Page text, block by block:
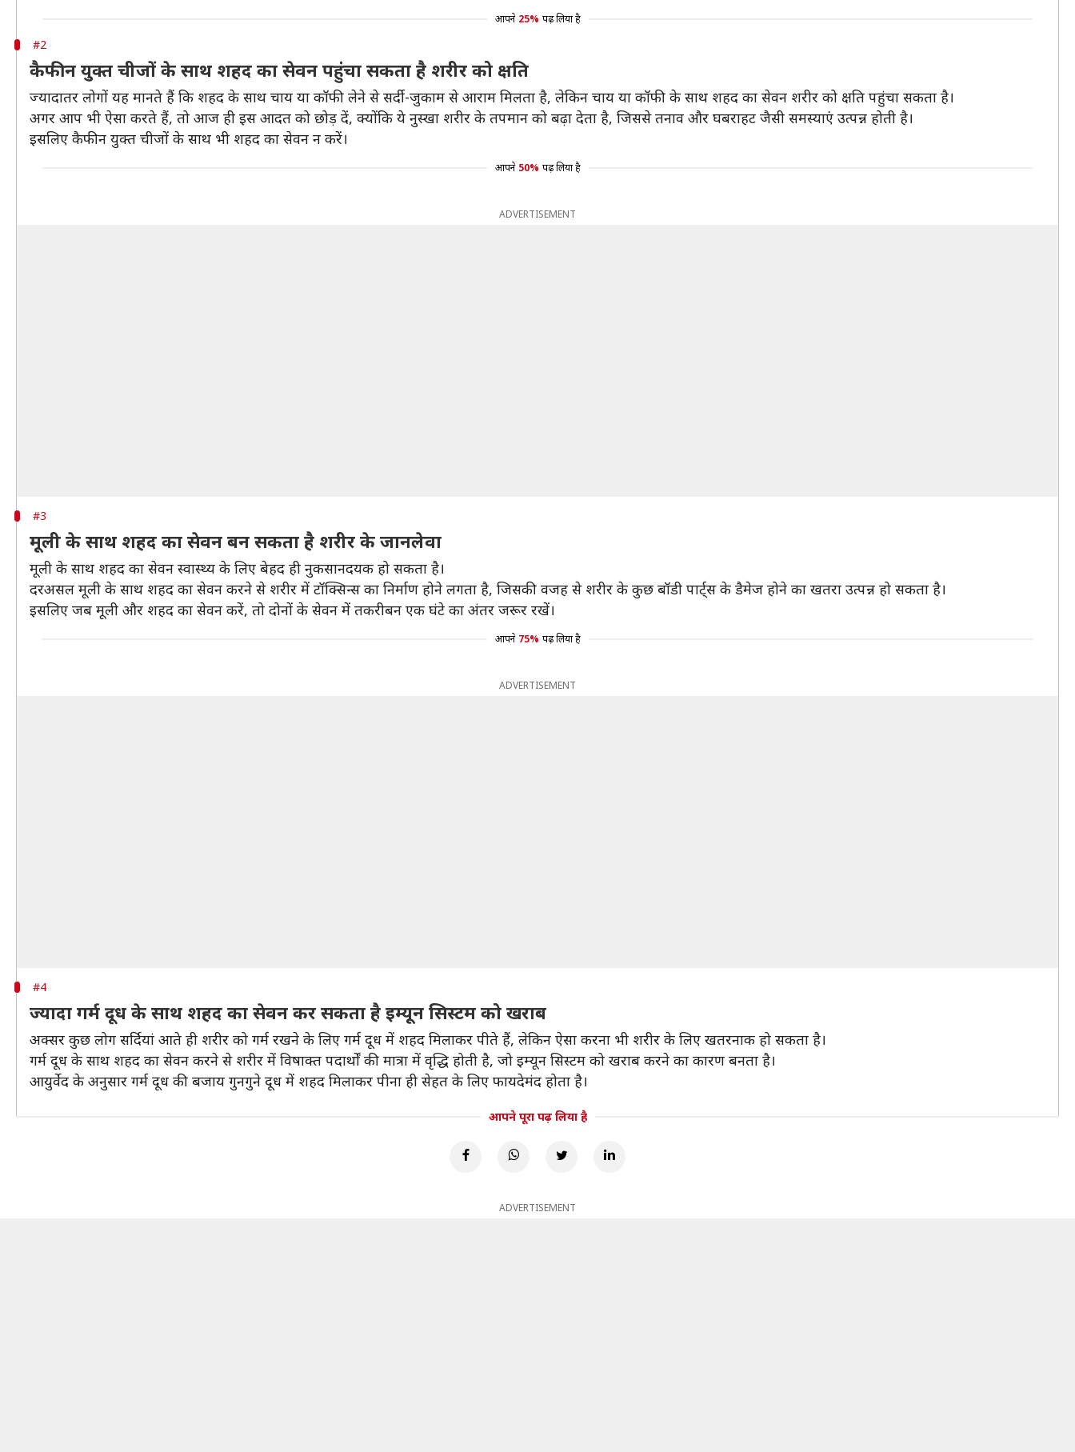
आपने 25% पढ़ लिया है
#2
कैफीन युक्त चीजों के साथ शहद का सेवन पहुंचा सकता है शरीर को क्षति
ज्यादातर लोगों यह मानते हैं कि शहद के साथ चाय या कॉफी लेने से सर्दी-जुकाम से आराम मिलता है, लेकिन चाय या कॉफी के साथ शहद का सेवन शरीर को क्षति पहुंचा सकता है।
अगर आप भी ऐसा करते हैं, तो आज ही इस आदत को छोड़ दें, क्योंकि ये नुस्खा शरीर के तपमान को बढ़ा देता है, जिससे तनाव और घबराहट जैसी समस्याएं उत्पन्न होती है।
इसलिए कैफीन युक्त चीजों के साथ भी शहद का सेवन न करें।
आपने 50% पढ़ लिया है
ADVERTISEMENT
#3
मूली के साथ शहद का सेवन बन सकता है शरीर के जानलेवा
मूली के साथ शहद का सेवन स्वास्थ्य के लिए बेहद ही नुकसानदयक हो सकता है।
दरअसल मूली के साथ शहद का सेवन करने से शरीर में टॉक्सिन्स का निर्माण होने लगता है, जिसकी वजह से शरीर के कुछ बॉडी पार्ट्स के डैमेज होने का खतरा उत्पन्न हो सकता है।
इसलिए जब मूली और शहद का सेवन करें, तो दोनों के सेवन में तकरीबन एक घंटे का अंतर जरूर रखें।
आपने 75% पढ़ लिया है
ADVERTISEMENT
#4
ज्यादा गर्म दूध के साथ शहद का सेवन कर सकता है इम्यून सिस्टम को खराब
अक्सर कुछ लोग सर्दियां आते ही शरीर को गर्म रखने के लिए गर्म दूध में शहद मिलाकर पीते हैं, लेकिन ऐसा करना भी शरीर के लिए खतरनाक हो सकता है।
गर्म दूध के साथ शहद का सेवन करने से शरीर में विषाक्त पदार्थों की मात्रा में वृद्धि होती है, जो इम्यून सिस्टम को खराब करने का कारण बनता है।
आयुर्वेद के अनुसार गर्म दूध की बजाय गुनगुने दूध में शहद मिलाकर पीना ही सेहत के लिए फायदेमंद होता है।
आपने पूरा पढ़ लिया है
ADVERTISEMENT